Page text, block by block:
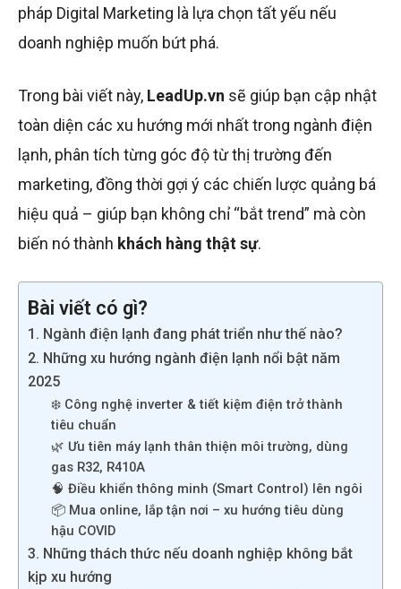
pháp Digital Marketing là lựa chọn tất yếu nếu
doanh nghiệp muốn bứt phá.
Trong bài viết này, LeadUp.vn sẽ giúp bạn cập nhật
toàn diện các xu hướng mới nhất trong ngành điện
lạnh, phân tích từng góc độ từ thị trường đến
marketing, đồng thời gợi ý các chiến lược quảng bá
hiệu quả – giúp bạn không chỉ “bắt trend” mà còn
biến nó thành khách hàng thật sự.
Bài viết có gì?
1. Ngành điện lạnh đang phát triển như thế nào?
2. Những xu hướng ngành điện lạnh nổi bật năm
2025
❄️ Công nghệ inverter & tiết kiệm điện trở thành
tiêu chuẩn
🌿 Ưu tiên máy lạnh thân thiện môi trường, dùng
gas R32, R410A
🧠 Điều khiển thông minh (Smart Control) lên ngôi
📦 Mua online, lắp tận nơi – xu hướng tiêu dùng
hậu COVID
3. Những thách thức nếu doanh nghiệp không bắt
kịp xu hướng